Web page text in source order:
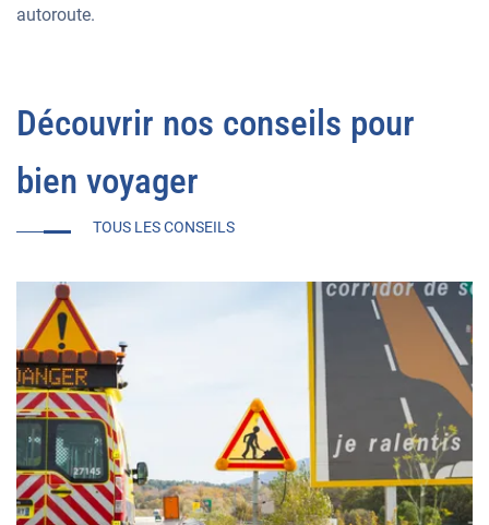
autoroute.
Découvrir nos conseils pour
bien voyager
TOUS LES CONSEILS